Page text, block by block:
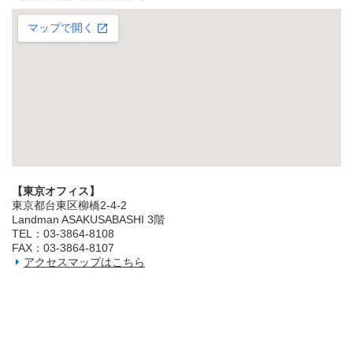
【東京オフィス】
東京都台東区柳橋2‐4‐2
Landman ASAKUSABASHI 3階
TEL：03‐3864‐8108
FAX：03‐3864‐8107
アクセスマップはこちら